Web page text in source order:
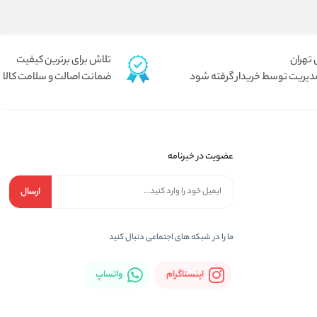
توسط خریدار گرفته شود
تلاش برای برترین کیفیت
ضمانت اصالت و سلامت کالا
عضویت در خبرنامه
ارسال
ما را در شبكه های اجتماعی دنبال کنید
اینستاگرام واتساپ